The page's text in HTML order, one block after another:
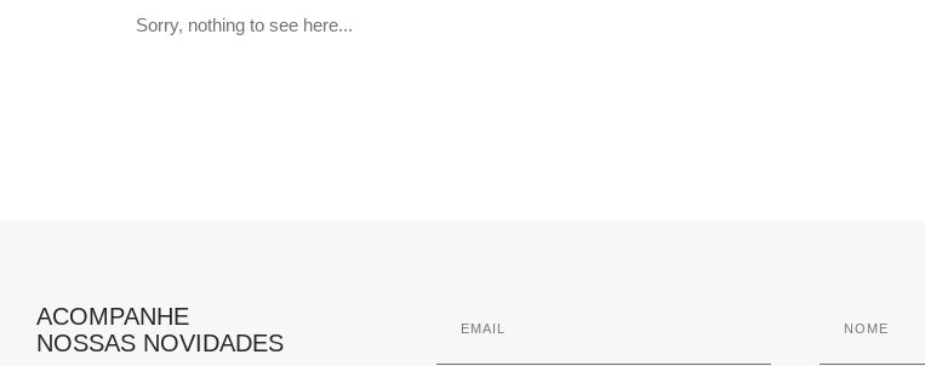
Sorry, nothing to see here...
ACOMPANHE
NOSSAS NOVIDADES